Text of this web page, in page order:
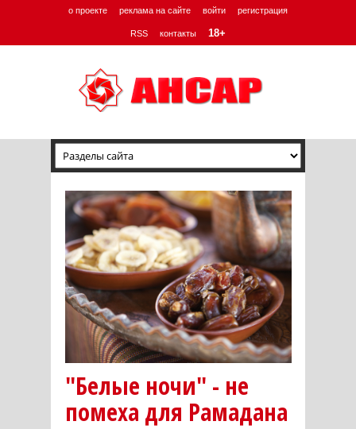
о проекте реклама на сайте войти регистрация
RSS контакты 18+
"Белые ночи" - не
помеха для Рамадана